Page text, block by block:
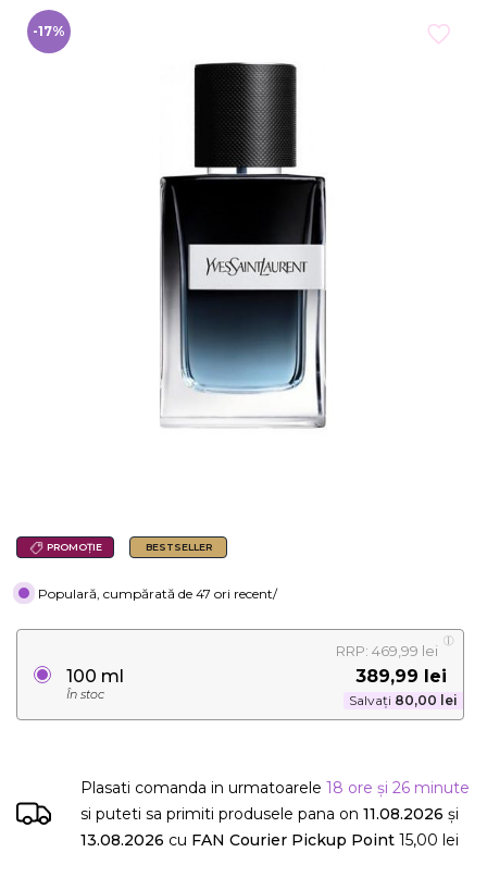
-17%
PROMOȚIE BESTSELLER
Populară, cumpărată de 47 ori recent/
389,99 lei
Salvați 80,00 lei
100 ml
În stoc
RRP: 469,99 lei
Plasati comanda in urmatoarele 18 ore și 26 minute
si puteti sa primiti produsele pana on 11.08.2026 și
13.08.2026 cu FAN Courier Pickup Point 15,00 lei